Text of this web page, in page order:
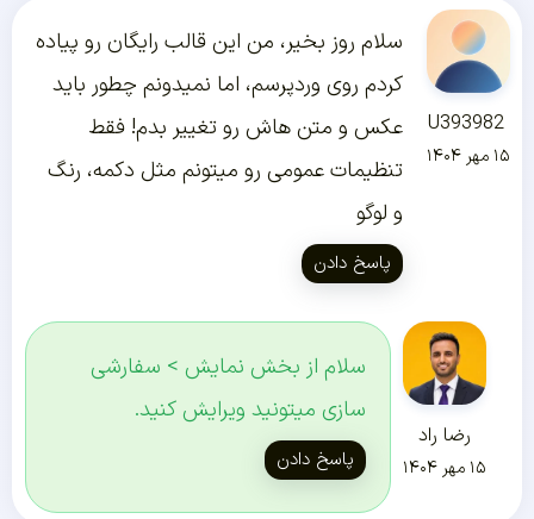
U393982
۱۵ مهر ۱۴۰۴
سلام روز بخیر، من این قالب رایگان رو پیاده
کردم روی وردپرسم، اما نمیدونم چطور باید
عکس و متن هاش رو تغییر بدم! فقط
تنظیمات عمومی رو میتونم مثل دکمه، رنگ
و لوگو
پاسخ دادن
رضا راد
۱۵ مهر ۱۴۰۴
سلام از بخش نمایش > سفارشی
سازی میتونید ویرایش کنید.
پاسخ دادن